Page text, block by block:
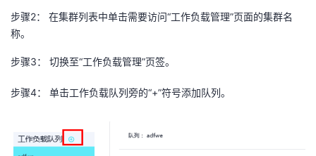
步骤2： 在集群列表中单击需要访问“工作负载管理”页面的集群名
称。
步骤3： 切换至“工作负载管理”页签。
步骤4： 单击工作负载队列旁的“+”符号添加队列。